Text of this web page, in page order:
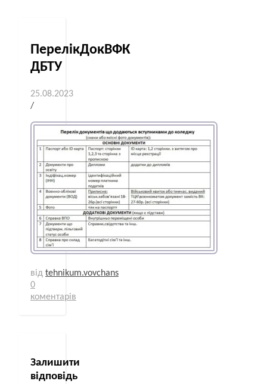
ПерелікДокВФК
ДБТУ
25.08.2023
/
від tehnikum.vovchans
0
коментарів
Залишити
відповідь